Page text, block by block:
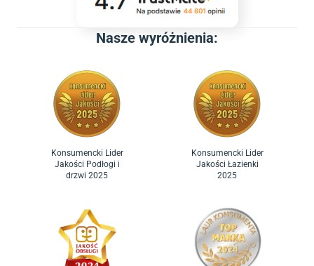
Nasze wyróżnienia:
Konsumencki Lider
Jakości Podłogi i
drzwi 2025
Konsumencki Lider
Jakości Łazienki
2025